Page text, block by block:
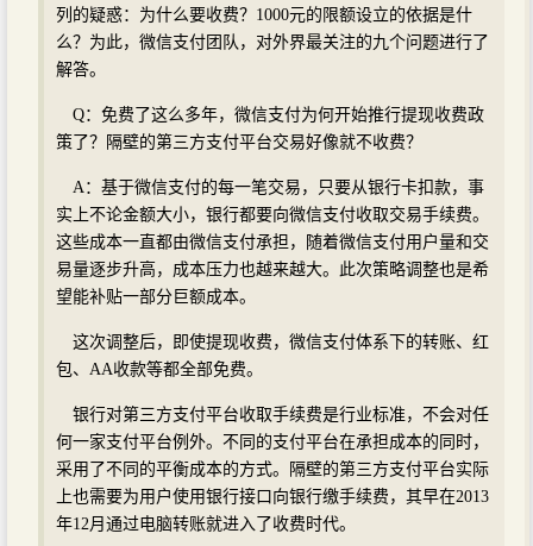
列的疑惑：为什么要收费？1000元的限额设立的依据是什
么？为此，微信支付团队，对外界最关注的九个问题进行了
解答。
Q：免费了这么多年，微信支付为何开始推行提现收费政
策了？隔壁的第三方支付平台交易好像就不收费？
A：基于微信支付的每一笔交易，只要从银行卡扣款，事
实上不论金额大小，银行都要向微信支付收取交易手续费。
这些成本一直都由微信支付承担，随着微信支付用户量和交
易量逐步升高，成本压力也越来越大。此次策略调整也是希
望能补贴一部分巨额成本。
这次调整后，即使提现收费，微信支付体系下的转账、红
包、AA收款等都全部免费。
银行对第三方支付平台收取手续费是行业标准，不会对任
何一家支付平台例外。不同的支付平台在承担成本的同时，
采用了不同的平衡成本的方式。隔壁的第三方支付平台实际
上也需要为用户使用银行接口向银行缴手续费，其早在2013
年12月通过电脑转账就进入了收费时代。